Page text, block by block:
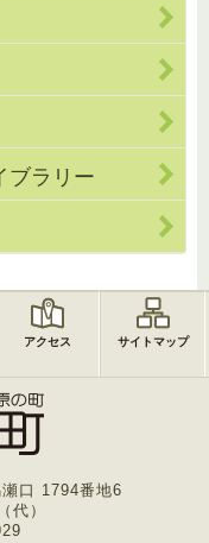
ブラリー
アクセス サイトマップ
口 1794番地6
代）